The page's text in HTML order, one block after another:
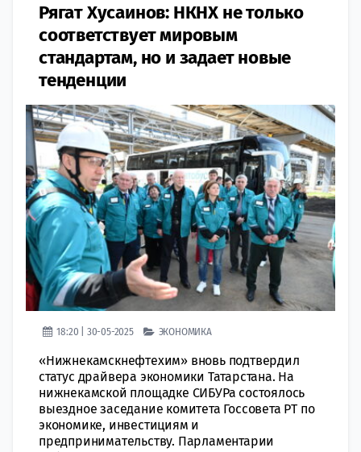
Рягат Хусаинов: НКНХ не только
соответствует мировым
стандартам, но и задает новые
тенденции
18:20 | 30-05-2025 ЭКОНОМИКА
«Нижнекамскнефтехим» вновь подтвердил
статус драйвера экономики Татарстана. На
нижнекамской площадке СИБУРа состоялось
выездное заседание комитета Госсовета РТ по
экономике, инвестициям и
предпринимательству. Парламентарии